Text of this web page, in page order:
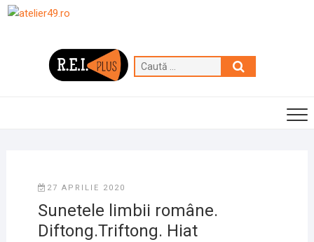
Skip
Caută
…
27 APRILIE 2020
Sunetele limbii române.
Diftong.Triftong. Hiat